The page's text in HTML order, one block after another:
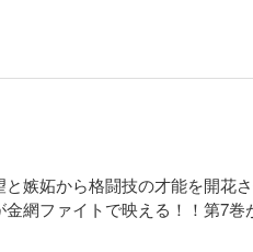
嫉妬から格闘技の才能を開花
網ファイトで映える！！第7巻